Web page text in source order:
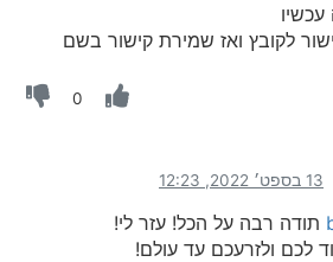
לקובץ ואז שמירת קישור בשם
0
13 בספט׳ 2022, 12:23
תודה רבה על הכל! עזר לי!
לכם ולזרעכם עד עולם!